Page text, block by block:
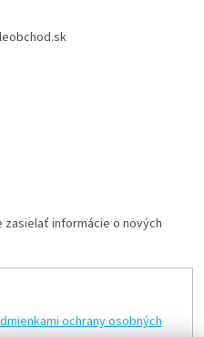
zasielať informácie o nových
ochrany osobných